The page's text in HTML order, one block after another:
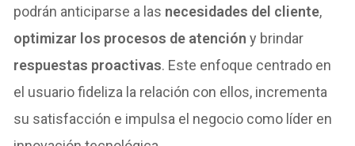
podrán anticiparse a las necesidades del cliente,
optimizar los procesos de atención y brindar
respuestas proactivas. Este enfoque centrado en
el usuario fideliza la relación con ellos, incrementa
su satisfacción e impulsa el negocio como líder en